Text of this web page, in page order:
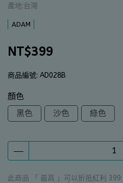
產地:台灣
ADAM
NT$399
商品編號: AD028B
顏色
黑色
沙色 綠色
此商品 「 最高 」可以折抵紅利 399